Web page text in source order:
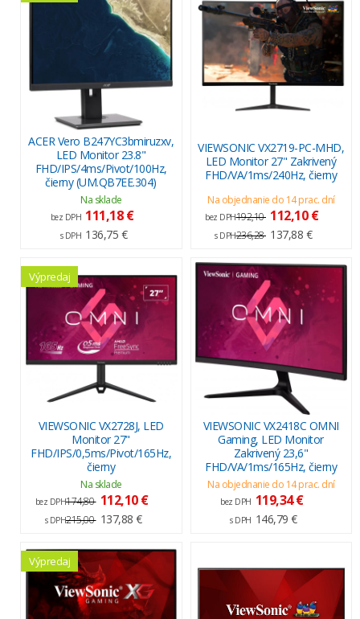
ACER Vero B247YC3bmiruzxv,
LED Monitor 23.8"
FHD/IPS/4ms/Pivot/100Hz,
čierny (UM.QB7EE.304)
Na sklade
bez DPH 111,18 €
s DPH 136,75 €
VIEWSONIC VX2719-PC-MHD,
LED Monitor 27" Zakrivený
FHD/VA/1ms/240Hz, čierny
Na objednanie do 14 prac. dní
bez DPH192,10 112,10 €
s DPH236,28 137,88 €
Výpredaj
VIEWSONIC VX2728J, LED
Monitor 27"
FHD/IPS/0,5ms/Pivot/165Hz,
čierny
Na sklade
bez DPH174,80 112,10 €
s DPH215,00 137,88 €
VIEWSONIC VX2418C OMNI
Gaming, LED Monitor
Zakrivený 23,6"
FHD/VA/1ms/165Hz, čierny
Na objednanie do 14 prac. dní
bez DPH 119,34 €
s DPH 146,79 €
Výpredaj